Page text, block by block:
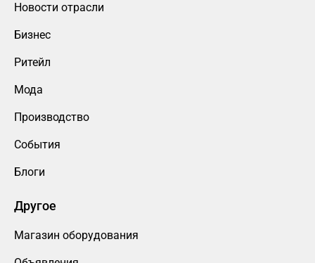
Новости отрасли
Бизнес
Ритейл
Мода
Производство
События
Блоги
Другое
Магазин оборудования